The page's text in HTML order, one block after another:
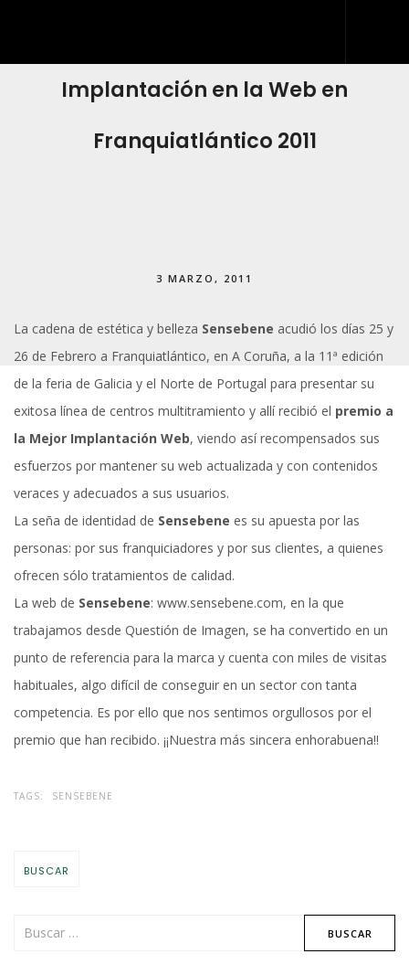
CONTACTO
Implantación en la Web en
Franquiatlántico 2011
3 MARZO, 2011
La cadena de estética y belleza Sensebene acudió los días 25 y
26 de Febrero a Franquiatlántico, en A Coruña, a la 11ª edición
de la feria de Galicia y el Norte de Portugal para presentar su
exitosa línea de centros multitramiento y allí recibió el premio a
la Mejor Implantación Web, viendo así recompensados sus
esfuerzos por mantener su web actualizada y con contenidos
veraces y adecuados a sus usuarios.
La seña de identidad de Sensebene es su apuesta por las
personas: por sus franquiciadores y por sus clientes, a quienes
ofrecen sólo tratamientos de calidad.
La web de Sensebene: www.sensebene.com, en la que
trabajamos desde Questión de Imagen, se ha convertido en un
punto de referencia para la marca y cuenta con miles de visitas
habituales, algo difícil de conseguir en un sector con tanta
competencia. Es por ello que nos sentimos orgullosos por el
premio que han recibido. ¡¡Nuestra más sincera enhorabuena!!
TAGS: SENSEBENE
BUSCAR